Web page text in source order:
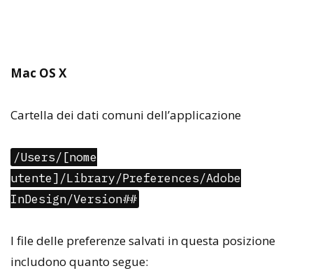
Mac OS X
Cartella dei dati comuni dell’applicazione
/Users/[nome
utente]/Library/Preferences/Adobe
InDesign/Version##
I file delle preferenze salvati in questa posizione
includono quanto segue: